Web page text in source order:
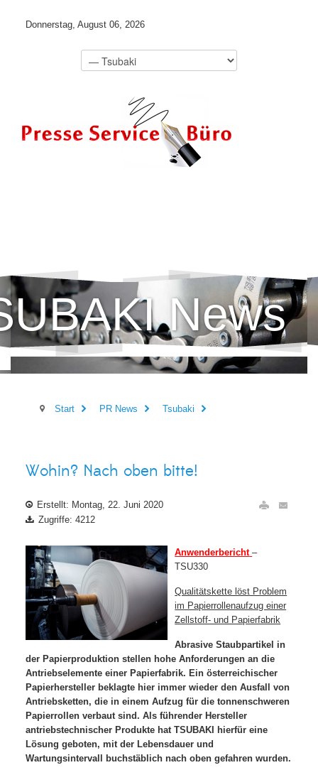
Donnerstag, August 06, 2026
News
Start PR News Tsubaki
Wohin? Nach oben bitte!
Erstellt: Montag, 22. Juni 2020
Zugriffe: 4212
Anwenderbericht –
TSU330
Qualitätskette löst Problem
im Papierrollenaufzug einer
Zellstoff- und Papierfabrik
Abrasive Staubpartikel in
der Papierproduktion stellen hohe Anforderungen an die
Antriebselemente einer Papierfabrik. Ein österreichischer
Papierhersteller beklagte hier immer wieder den Ausfall von
Antriebsketten, die in einem Aufzug für die tonnenschweren
Papierrollen verbaut sind. Als führender Hersteller
antriebstechnischer Produkte hat TSUBAKI hierfür eine
Lösung geboten, mit der Lebensdauer und
Wartungsintervall buchstäblich nach oben gefahren wurden.